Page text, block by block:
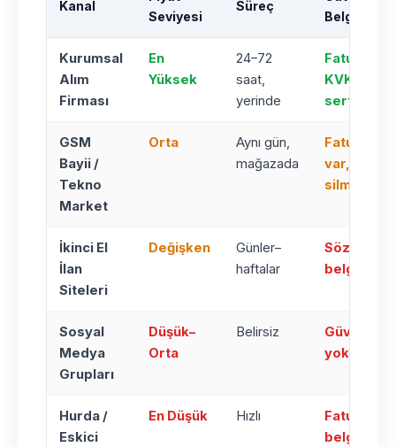
Kanal
Seviyesi
Süreç
Belge
Kurumsal
Alım
Firması
En
Yüksek
24–72
saat,
yerinde
Fatura +
KVKK
sertifikası
GSM
Bayii /
Tekno
Market
Orta
Aynı gün,
mağazada
Fatura
var, veri
silme yok
İkinci El
İlan
Siteleri
Değişken
Günler–
haftalar
Sözlü,
belge yok
Sosyal
Medya
Grupları
Düşük–
Orta
Belirsiz
Güvence
yok
Hurda /
Eskici
En Düşük Hızlı
Fatura /
belge yok